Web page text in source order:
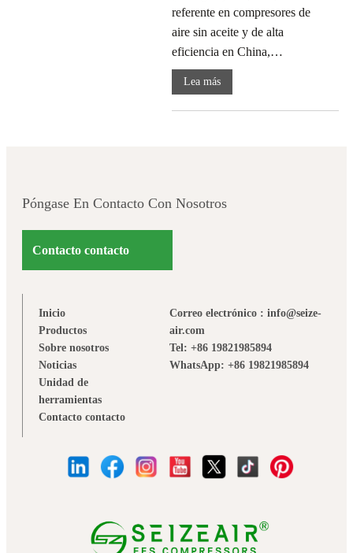
referente en compresores de
aire sin aceite y de alta
eficiencia en China,…
Lea más
Póngase En Contacto Con Nosotros
Contacto contacto
Inicio
Productos
Sobre nosotros
Noticias
Unidad de
herramientas
Contacto contacto
Correo electrónico : info@seize-
air.com
Tel: +86 19821985894
WhatsApp: +86 19821985894